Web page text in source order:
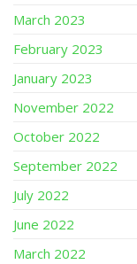
March 2023
February 2023
January 2023
November 2022
October 2022
September 2022
July 2022
June 2022
March 2022